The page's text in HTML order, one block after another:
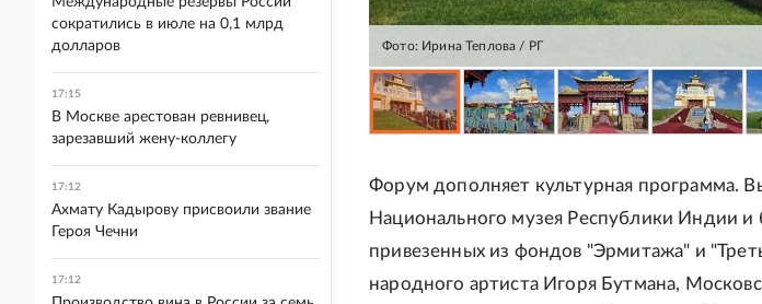
Фото: Ирина Теплова / РГ
Форум дополняет культурная программа.
Национального музея Республики Индии и
привезенных из фондов "Эрмитажа" и
народного артиста Игоря Бутмана,
сократились в июле на 0,1 млрд
долларов
17:15
В Москве арестован ревнивец,
зарезавший жену-коллегу
17:12
Ахмату Кадырову присвоили звание
Героя Чечни
17:12